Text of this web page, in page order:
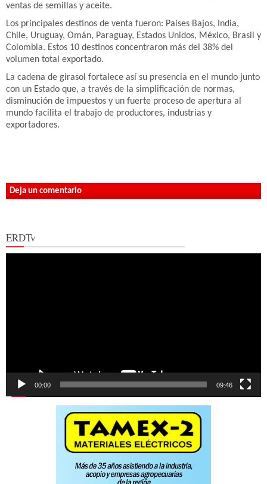
ventas de semillas y aceite.
Los principales destinos de venta fueron: Países Bajos, India,
Chile, Uruguay, Omán, Paraguay, Estados Unidos, México, Brasil y
Colombia. Estos 10 destinos concentraron más del 38% del
volumen total exportado.
La cadena de girasol fortalece así su presencia en el mundo junto
con un Estado que, a través de la simplificación de normas,
disminución de impuestos y un fuerte proceso de apertura al
mundo facilita el trabajo de productores, industrias y
exportadores.
Deja un comentario
ERDTv
00:00 09:46